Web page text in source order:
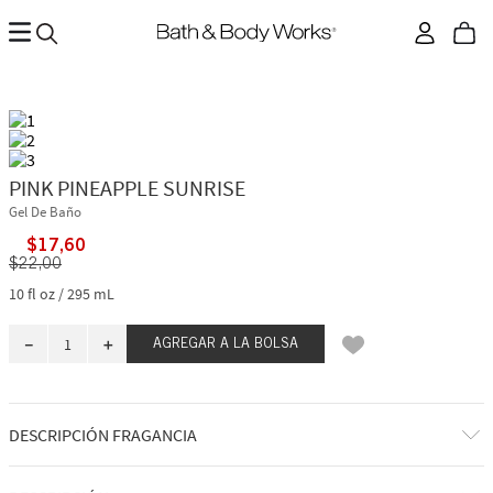
PINK PINEAPPLE SUNRISE
Gel De Baño
$17,60
$22,00
10 fl oz / 295 mL
＋
－ AGREGAR A LA BOLSA
DESCRIPCIÓN FRAGANCIA
¡Saludos desde el paraíso! Despierta con el dulce aroma del jugo de piña